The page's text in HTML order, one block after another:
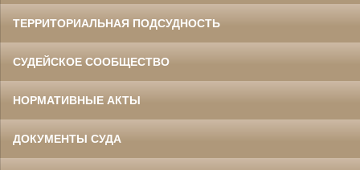
ТЕРРИТОРИАЛЬНАЯ ПОДСУДНОСТЬ
СУДЕЙСКОЕ СООБЩЕСТВО
НОРМАТИВНЫЕ АКТЫ
ДОКУМЕНТЫ СУДА